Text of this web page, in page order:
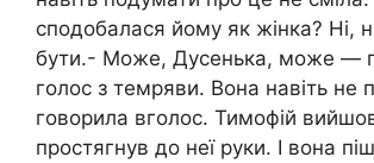
сподобалася йому як жінка? Ні,
бути.- Може, Дусенька, може —
голос з темряви. Вона навіть не
говорила вголос. Тимофій вийшов
простягнув до неї руки. І вона